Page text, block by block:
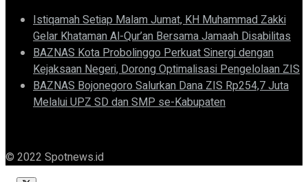
Istiqamah Setiap Malam Jumat, KH Muhammad Zakki
Gelar Khataman Al-Qur’an Bersama Jamaah Disabilitas
BAZNAS Kota Probolinggo Perkuat Sinergi dengan
Kejaksaan Negeri, Dorong Optimalisasi Pengelolaan ZIS
BAZNAS Bojonegoro Salurkan Dana ZIS Rp254,7 Juta
Melalui UPZ SD dan SMP se-Kabupaten
© 2022 Spotnews.id